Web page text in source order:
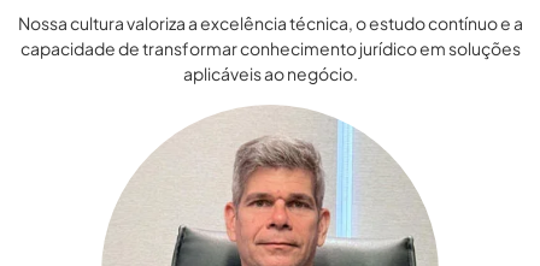
Nossa cultura valoriza a excelência técnica, o estudo contínuo e a
capacidade de transformar conhecimento jurídico em soluções
aplicáveis ao negócio.